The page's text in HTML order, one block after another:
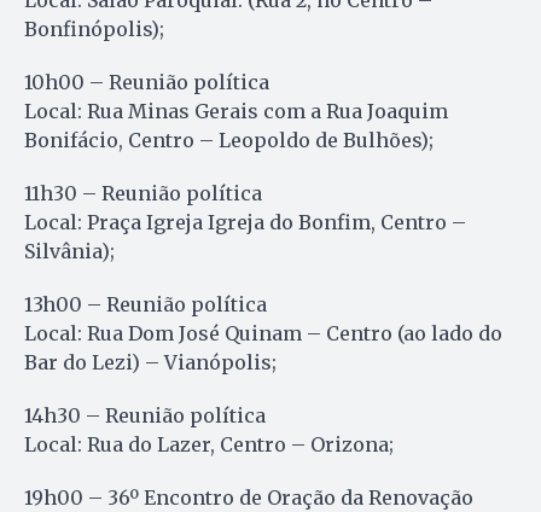
Bonfinópolis);
10h00 – Reunião política
Local: Rua Minas Gerais com a Rua Joaquim
Bonifácio, Centro – Leopoldo de Bulhões);
11h30 – Reunião política
Local: Praça Igreja Igreja do Bonfim, Centro –
Silvânia);
13h00 – Reunião política
Local: Rua Dom José Quinam – Centro (ao lado do
Bar do Lezi) – Vianópolis;
14h30 – Reunião política
Local: Rua do Lazer, Centro – Orizona;
19h00 – 36º Encontro de Oração da Renovação